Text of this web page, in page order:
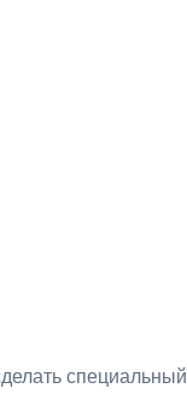
специальный